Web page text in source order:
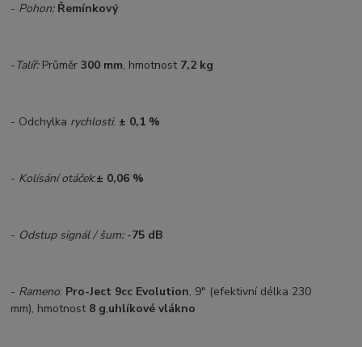
- Pohon: Řemínkový
-Talíř: Průměr300 mm, hmotnost 7,2 kg
- Odchylka rychlosti: ± 0,1 %
- Kolísání otáček:± 0,06 %
- Odstup signál /šum:-75 dB
- Rameno: Pro-Ject 9cc Evolution, 9" (efektivní délka 230
mm), hmotnost 8 g,uhlíkové vlákno